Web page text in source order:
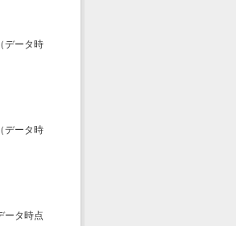
データ時
データ時
ータ時点